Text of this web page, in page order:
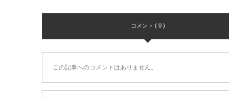
コメント ( 0 )
この記事へのコメントはありません。